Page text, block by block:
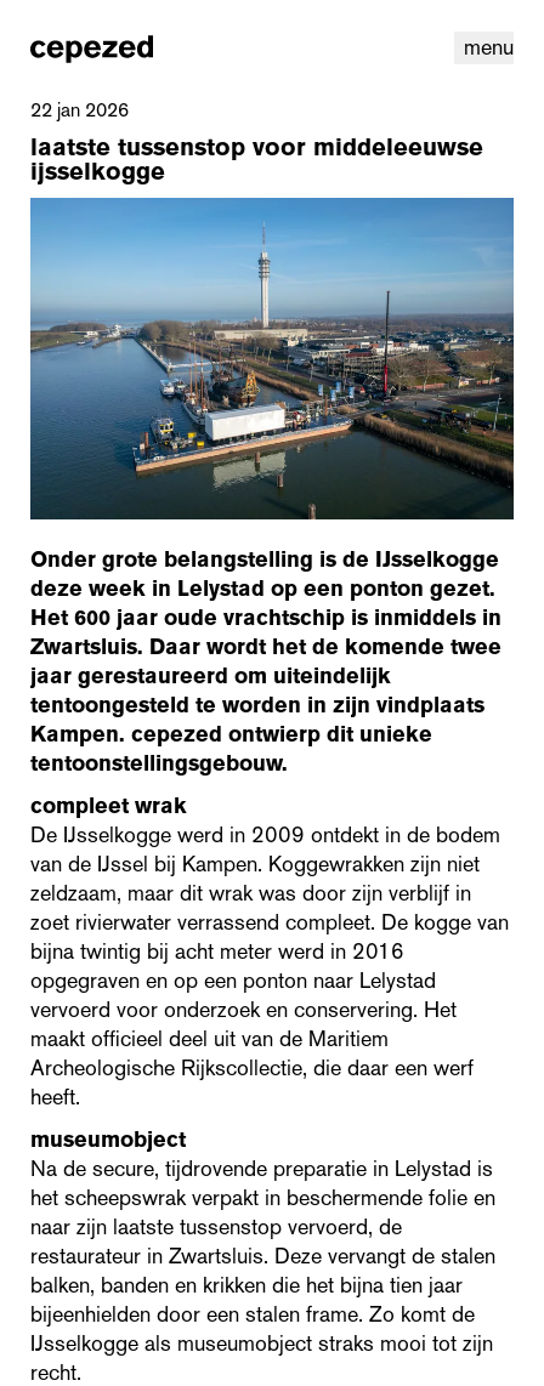
menu
linkedin instagram cookiesnl | en
22 jan 2026
laatste tussenstop voor middeleeuwse
ijsselkogge
Onder grote belangstelling is de IJsselkogge
deze week in Lelystad op een ponton gezet.
Het 600 jaar oude vrachtschip is inmiddels in
Zwartsluis. Daar wordt het de komende twee
jaar gerestaureerd om uiteindelijk
tentoongesteld te worden in zijn vindplaats
Kampen. cepezed ontwierp dit unieke
tentoonstellingsgebouw.
compleet wrak
De IJsselkogge werd in 2009 ontdekt in de bodem
van de IJssel bij Kampen. Koggewrakken zijn niet
zeldzaam, maar dit wrak was door zijn verblijf in
zoet rivierwater verrassend compleet. De kogge van
bijna twintig bij acht meter werd in 2016
opgegraven en op een ponton naar Lelystad
vervoerd voor onderzoek en conservering. Het
maakt officieel deel uit van de Maritiem
Archeologische Rijkscollectie, die daar een werf
heeft.
museumobject
Na de secure, tijdrovende preparatie in Lelystad is
het scheepswrak verpakt in beschermende folie en
naar zijn laatste tussenstop vervoerd, de
restaurateur in Zwartsluis. Deze vervangt de stalen
balken, banden en krikken die het bijna tien jaar
bijeenhielden door een stalen frame. Zo komt de
IJsselkogge als museumobject straks mooi tot zijn
recht.